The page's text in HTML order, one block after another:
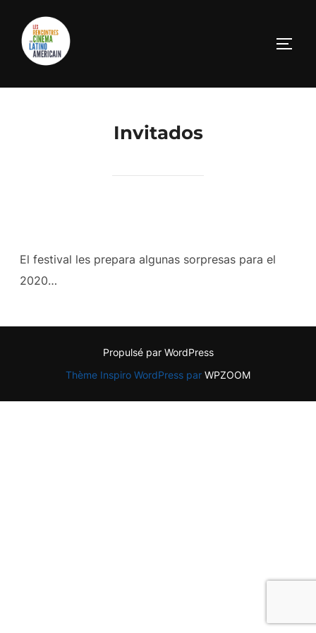
Invitados
El festival les prepara algunas sorpresas para el
2020…
Propulsé par WordPress
Thème Inspiro WordPress par WPZOOM